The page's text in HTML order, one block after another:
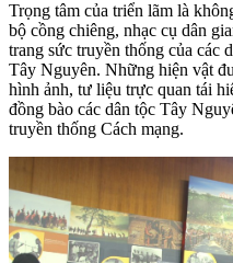
Trọng tâm của triển lãm là
bộ cồng chiêng, nhạc cụ dân
trang sức truyền thống của
Tây Nguyên. Những hiện vật
hình ảnh, tư liệu trực quan tái
đồng bào các dân tộc Tây
truyền thống Cách mạng.